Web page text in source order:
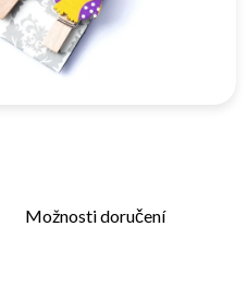
Možnosti doručení